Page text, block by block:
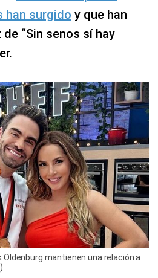
han surgido y que han
“Sin senos sí hay
Oldenburg mantienen una relación a